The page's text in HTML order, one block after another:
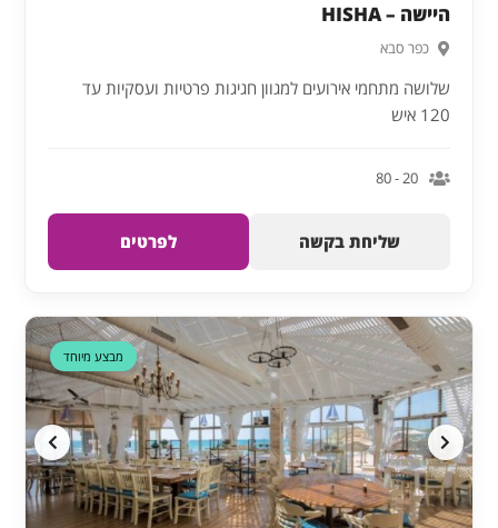
היישה – HISHA
כפר סבא
שלושה מתחמי אירועים למגוון חגיגות פרטיות ועסקיות עד
120 איש
20 - 80
שליחת בקשה לפרטים
דקה 90
מבצע מיוחד